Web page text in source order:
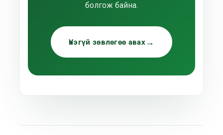
болгож байна.
Үнэгүй зөвлөгөө авах